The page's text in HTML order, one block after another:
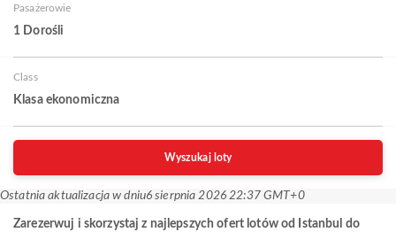
Pasażerowie
1 Dorośli
Class
Klasa ekonomiczna
Wyszukaj loty
Ostatnia aktualizacja w dniu6 sierpnia 2026 22:37 GMT+0
Zarezerwuj i skorzystaj z najlepszych ofert lotów od Istanbul do